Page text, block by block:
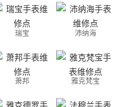
瑞宝 沛纳海
萧邦 雅克梵宝